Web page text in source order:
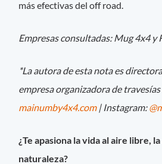
más efectivas del off road.
Empresas consultadas: Mug 4x4 y
*La autora de esta nota es
empresa organizadora de
mainumby4x4.com| Instagram:
¿Te apasiona la vida al aire libre,
naturaleza?